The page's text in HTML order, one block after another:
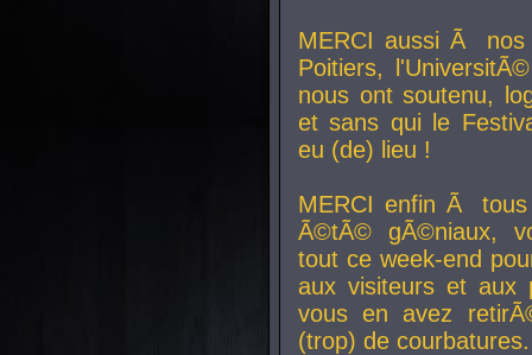
MERCI aussi Ã nos
Poitiers,
nous ont soutenu,
et sans qui le
eu (de) lieu !
MERCI enfin Ã
Ã©tÃ© gÃ©niaux,
tout ce week-end
aux visiteurs et aux
vous en avez
(trop) de courbatures.